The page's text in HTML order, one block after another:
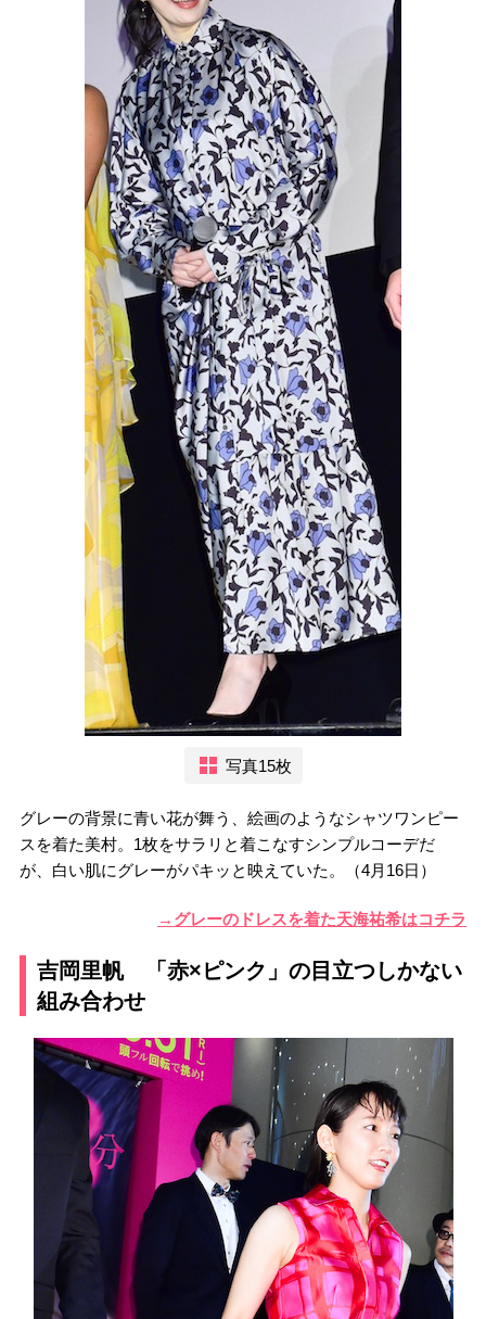
写真15枚
グレーの背景に青い花が舞う、絵画のようなシャツワンピー
スを着た美村。1枚をサラリと着こなすシンプルコーデだ
が、白い肌にグレーがパキッと映えていた。（4月16日）
→グレーのドレスを着た天海祐希はコチラ
吉岡里帆 「赤×ピンク」の目立つしかない
組み合わせ